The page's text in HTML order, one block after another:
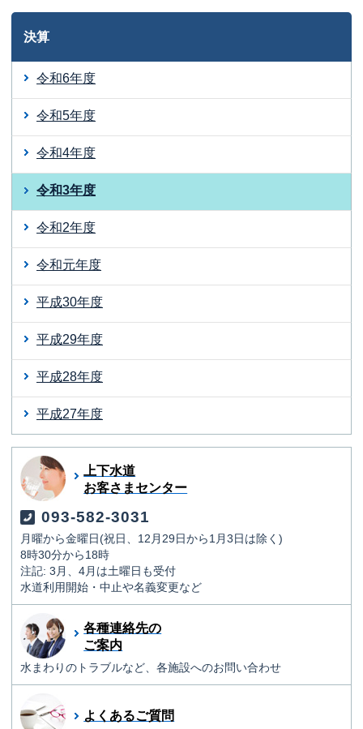
決算
令和6年度
令和5年度
令和4年度
令和3年度
令和2年度
令和元年度
平成30年度
平成29年度
平成28年度
平成27年度
上下水道
お客さまセンター
093-582-3031
月曜から金曜日(祝日、12月29日から1月3日は除く)
8時30分から18時
注記: 3月、4月は土曜日も受付
水道利用開始・中止や名義変更など
各種連絡先の
ご案内
水まわりのトラブルなど、各施設へのお問い合わせ
よくあるご質問